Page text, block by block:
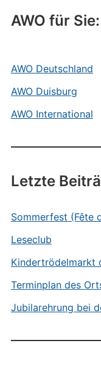
AWO für Sie:
AWO Deutschland
AWO Duisburg
AWO International
Letzte
Sommerfest (Fête
Leseclub
Kindertrödelmarkt
Terminplan des
Jubilarehrung bei